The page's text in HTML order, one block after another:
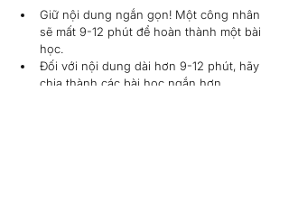
Giữ nội dung ngắn gọn! Một công nhân
sẽ mất 9-12 phút để hoàn thành một bài
học.
Đối với nội dung dài hơn 9-12 phút, hãy
chia thành các bài học ngắn hơn.